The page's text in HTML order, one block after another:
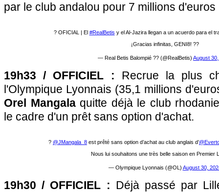
par le club andalou pour 7 millions d'euros
? OFICIAL | El #RealBetis y el Al-Jazira llegan a un acuerdo para el
¡Gracias infinitas, GENI8! ??
— Real Betis Balompié ?? (@RealBetis) August
19h33 / OFFICIEL : Recrue la plus
l'Olympique Lyonnais (35,1 millions
Orel Mangalaquitte déjà le club
le cadre d'un prêt sans option d'achat.
? @JMangala_8 est prêté sans option d’achat au club anglais d’
Nous lui souhaitons une très belle saison en Premier
— Olympique Lyonnais (@OL) August 30,
19h30 / OFFICIEL : Déjà passé par